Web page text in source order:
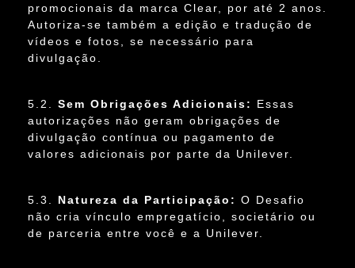
promocionais da marca Clear, por até 2 anos.
Autoriza-se também a edição e tradução de
vídeos e fotos, se necessário para
divulgação.
5.2. Sem Obrigações Adicionais:
Essas
autorizações não geram obrigações de
divulgação contínua ou pagamento de
valores adicionais por parte da Unilever.
5.3. Natureza da Participação: O Desafio
não cria vínculo empregatício, societário ou
de parceria entre você e a Unilever.